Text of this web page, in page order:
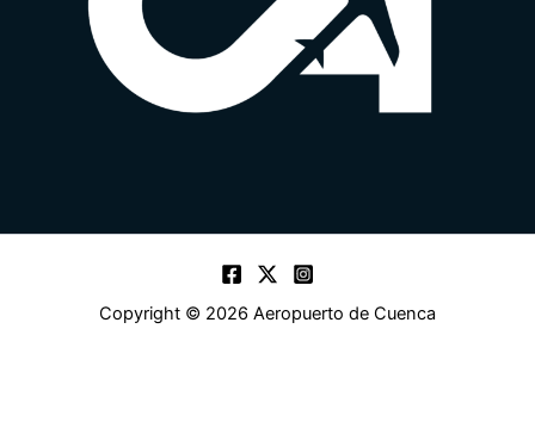
Copyright © 2026 Aeropuerto de Cuenca